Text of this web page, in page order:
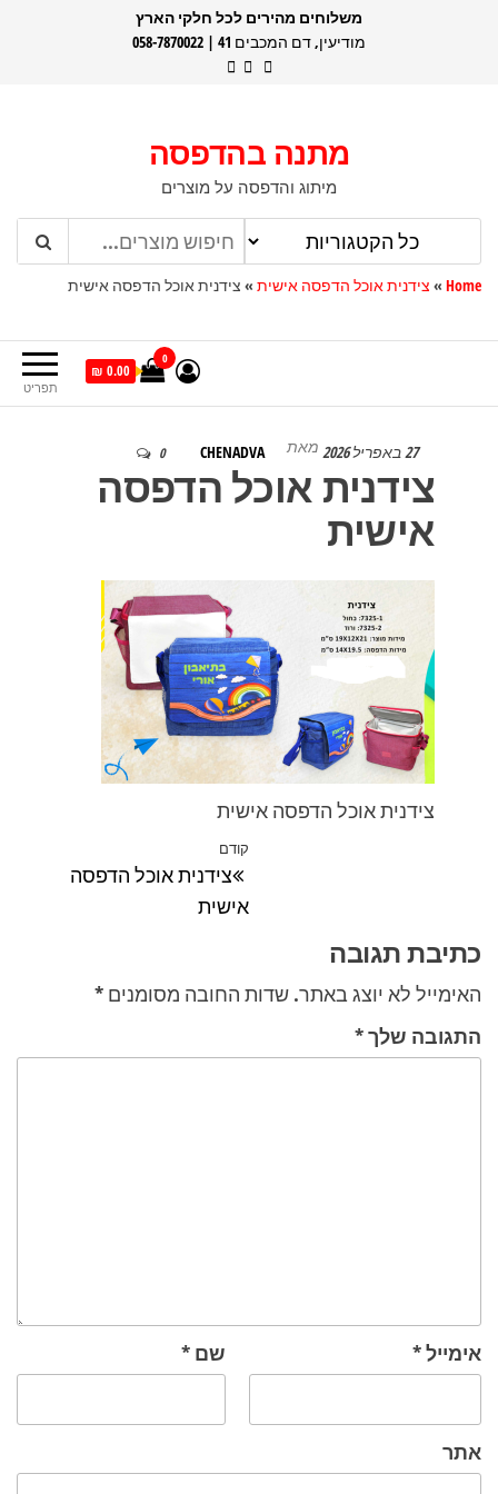
משלוחים מהירים לכל חלקי הארץ
מודיעין, דם המכבים 41 | 058-7870022
מתנה בהדפסה
מיתוג והדפסה על מוצרים
Home
» צידנית אוכל הדפסה אישית » צידנית אוכל הדפסה אישית
תפריט
0
0.00 ₪
27 באפריל 2026 מאת CHENADVA
0
צידנית אוכל הדפסה
אישית
צידנית אוכל הדפסה אישית
הפוסט
הקודם
קודם
צידנית אוכל הדפסה
אישית
כתיבת תגובה
האימייל לא יוצג באתר. שדות החובה מסומנים *
התגובה שלך*
שם * אימייל*
אתר